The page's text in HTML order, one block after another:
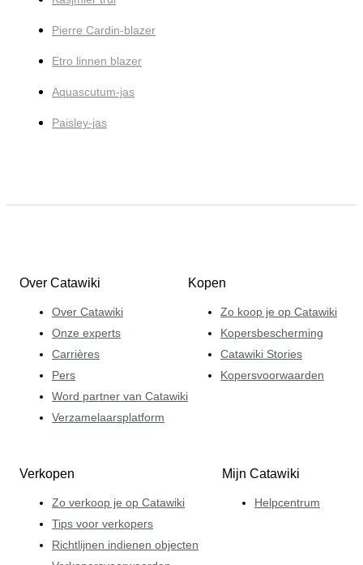
Pierre Cardin-blazer
Etro linnen blazer
Aquascutum-jas
Paisley-jas
Over Catawiki
Over Catawiki
Onze experts
Carrières
Pers
Word partner van Catawiki
Verzamelaarsplatform
Kopen
Zo koop je op Catawiki
Kopersbescherming
Catawiki Stories
Kopersvoorwaarden
Verkopen
Zo verkoop je op Catawiki
Tips voor verkopers
Richtlijnen indienen objecten
Mijn Catawiki
Helpcentrum